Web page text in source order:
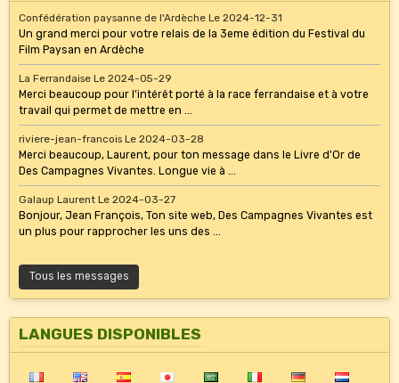
Confédération paysanne de l'Ardèche Le 2024-12-31
Un grand merci pour votre relais de la 3eme édition du Festival du
Film Paysan en Ardèche
La Ferrandaise Le 2024-05-29
Merci beaucoup pour l’intérêt porté à la race ferrandaise et à votre
travail qui permet de mettre en ...
riviere-jean-francois Le 2024-03-28
Merci beaucoup, Laurent, pour ton message dans le Livre d'Or de
Des Campagnes Vivantes. Longue vie à ...
Galaup Laurent Le 2024-03-27
Bonjour, Jean François, Ton site web, Des Campagnes Vivantes est
un plus pour rapprocher les uns des ...
Tous les messages
LANGUES DISPONIBLES